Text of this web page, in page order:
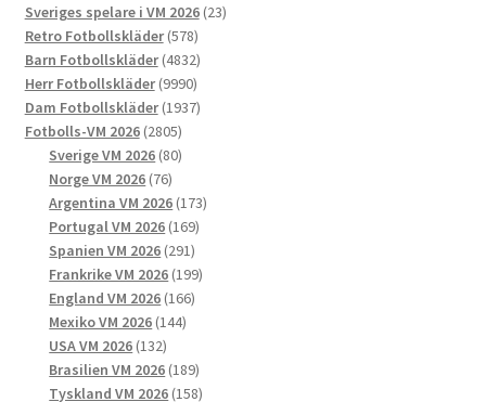
Sveriges spelare i VM 2026 2323
Retro Fotbollskläder 578578
produkter
Barn Fotbollskläder 48324832
produkter
Herr Fotbollskläder 99909990
produkter
Dam Fotbollskläder 19371937
Fotbolls-VM 2026 28052805
produkter
Sverige VM 2026 8080
Norge VM 2026 7676
produkter
Argentina VM 2026 173173
Portugal VM 2026 169169
Spanien VM 2026 291291
produkter
Frankrike VM 2026 199199
England VM 2026 166166
Mexiko VM 2026 144144
USA VM 2026 132132
produkter
Brasilien VM 2026 189189
produkter
Tyskland VM 2026 158158